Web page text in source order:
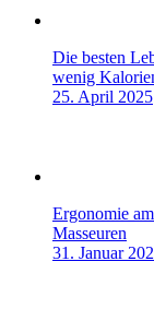
Die besten
wenig
25. April 2025
Ergonomie
Masseuren
31. Januar